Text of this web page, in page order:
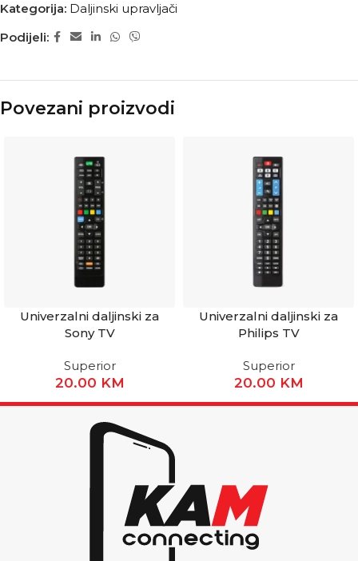
Kategorija: Daljinski upravljači
Podijeli:
Povezani proizvodi
Univerzalni daljinski za
Sony TV
Superior
20.00 KM
Univerzalni daljinski za
Philips TV
Superior
20.00 KM